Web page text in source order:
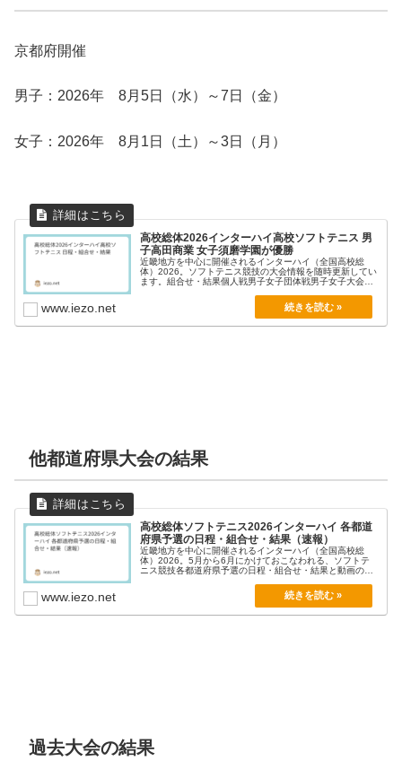
京都府開催
男子：2026年 8月5日（水）～7日（金）
女子：2026年 8月1日（土）～3日（月）
高校総体2026インターハイ高校ソフトテニス 男
子高田商業 女子須磨学園が優勝
近畿地方を中心に開催されるインターハイ（全国高校総
体）2026。ソフトテニス競技の大会情報を随時更新してい
ます。組合せ・結果個人戦男子女子団体戦男子女子大会日
www.iezo.net
他都道府県大会の結果
高校総体ソフトテニス2026インターハイ 各都道
府県予選の日程・組合せ・結果（速報）
近畿地方を中心に開催されるインターハイ（全国高校総
体）2026。5月から6月にかけておこなわれる、ソフトテ
ニス競技各都道府県予選の日程・組合せ・結果と動画のま
www.iezo.net
過去大会の結果